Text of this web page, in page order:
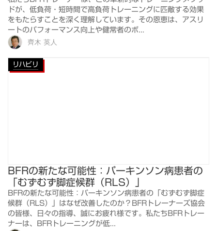
ドが、低負荷・短時間で高負荷トレーニングに匹敵する効果
をもたらすことを深く理解しています。その恩恵は、アスリ
ートのパフォーマンス向上や健常者のボ...
齊木 英人
リハビリ
BFRの新たな可能性：パーキンソン病患者の
「むずむず脚症候群（RLS）」
BFRの新たな可能性：パーキンソン病患者の「むずむず脚症
候群（RLS）」はなぜ改善したのか？BFRトレーナーズ協会
の皆様、日々の指導、誠にお疲れ様です。私たちBFRトレー
ナーは、BFRトレーニングが低...